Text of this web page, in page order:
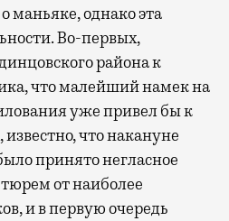
маньяке, однако эта
Во-первых,
района к
что малейший намек на
уже привел бы к
что накануне
принято негласное
от наиболее
и в первую очередь